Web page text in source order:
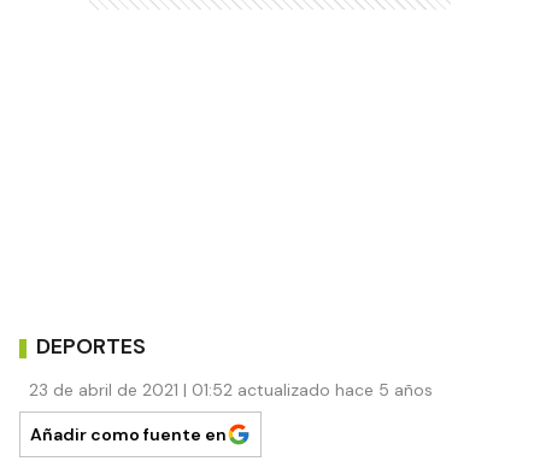
DEPORTES
23 de abril de 2021 | 01:52 actualizado hace 5 años
Añadir como fuente en